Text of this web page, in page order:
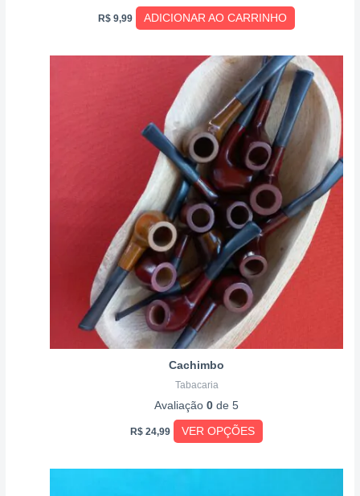
R$9,99 ADICIONAR AO CARRINHO
Cachimbo
Tabacaria
Avaliação0 de 5
R$24,99 VER OPÇÕES
Este
produto
tem
várias
variantes.
As
opções
podem
ser
escolhidas
na
página
do